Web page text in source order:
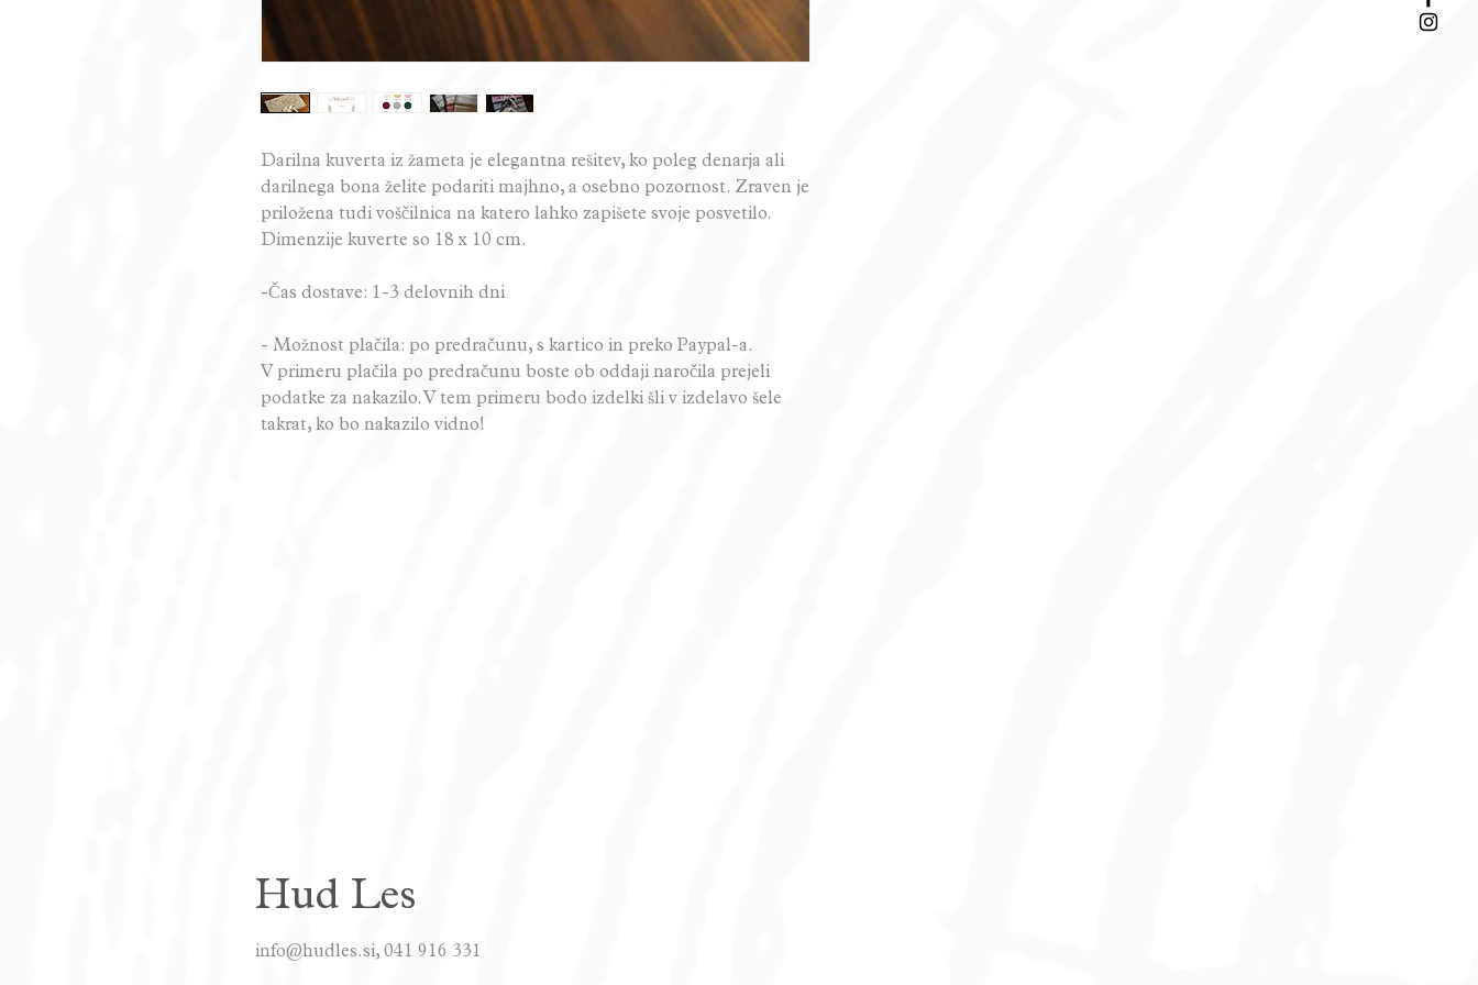
Darilna kuverta iz žameta je elegantna rešitev, ko poleg denarja ali
darilnega bona želite podariti majhno, a osebno pozornost. Zraven je
priložena tudi voščilnica na katero lahko zapišete svoje posvetilo.
Dimenzije kuverte so 18 x 10 cm.
-Čas dostave: 1-3 delovnih dni
- Možnost plačila: po predračunu, s kartico in preko Paypal-a.
V primeru plačila po predračunu boste ob oddaji naročila prejeli
podatke za nakazilo. V tem primeru bodo izdelki šli v izdelavo šele
takrat, ko bo nakazilo vidno!
Hud Les
info@hudles.si, 041 916 331